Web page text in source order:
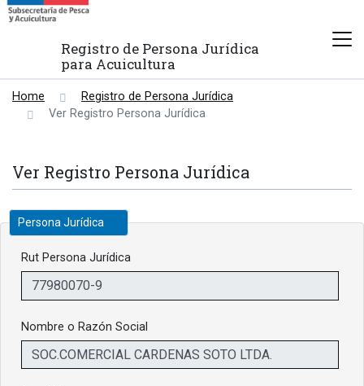
Registro de Persona Jurídica
para Acuicultura
Home
Registro de Persona Jurídica
Ver Registro Persona Jurídica
Ver Registro Persona Jurídica
Persona Jurídica
Rut Persona Jurídica
Nombre o Razón Social